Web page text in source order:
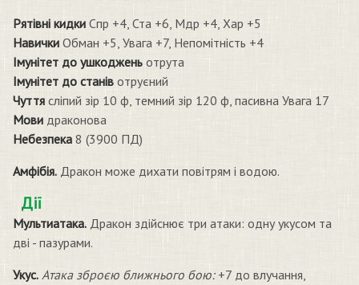
Рятівні кидки Спр +4, Ста +6, Мдр +4, Хар +5
Навички Обман +5, Увага +7, Непомітність +4
Імунітет до ушкоджень отрута
Імунітет до станів отруєний
Чуття сліпий зір 10 ф, темний зір 120 ф, пасивна Увага 17
Мови драконова
Небезпека 8 (3900 ПД)
Амфібія. Дракон може дихати повітрям і водою.
Дії
Мультиатака. Дракон здійснює три атаки: одну укусом та
дві - пазурами.
Укус. Атака зброєю ближнього бою:+7 до влучання,